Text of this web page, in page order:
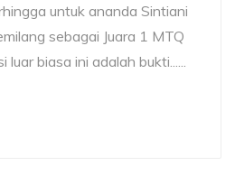
untuk ananda Sintiani
sebagai Juara 1 MTQ
biasa ini adalah bukti......